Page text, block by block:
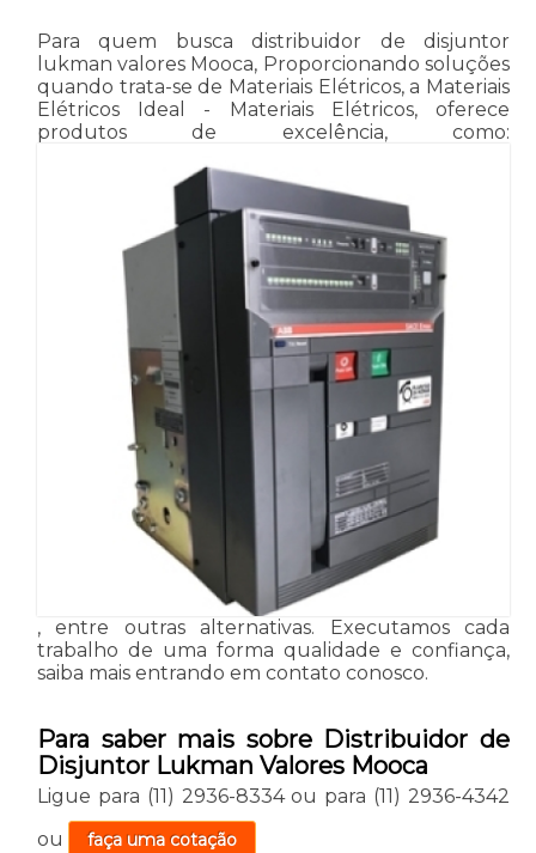
Para quem busca distribuidor de disjuntor
lukman valores Mooca, Proporcionando soluções
quando trata-se de Materiais Elétricos, a Materiais
Elétricos Ideal - Materiais Elétricos, oferece
produtos de excelência, como:
, entre outras alternativas. Executamos cada
trabalho de uma forma qualidade e confiança,
saiba mais entrando em contato conosco.
Para saber mais sobre Distribuidor de
Disjuntor Lukman Valores Mooca
Ligue para (11) 2936-8334ou para (11) 2936-4342
ou
faça uma cotação